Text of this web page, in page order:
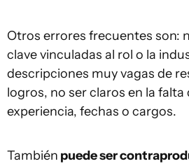
Otros errores frecuentes son:
clave vinculadas al rol o la
descripciones muy vagas de
logros, no ser claros en la falta
experiencia, fechas o cargos.
También puede ser